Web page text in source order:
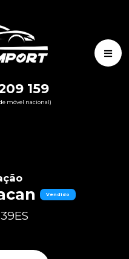
159
móvel nacional)
Vendido